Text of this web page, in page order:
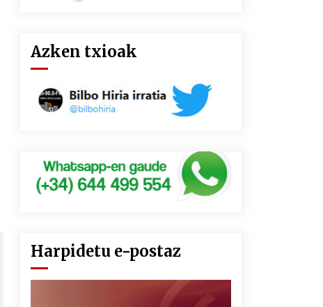
Azken txioak
Harpidetu e-postaz